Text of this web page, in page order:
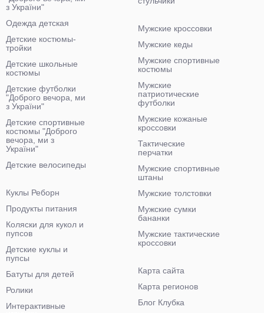
з України"
Одежда детская
Детские костюмы-
тройки
Детские школьные
костюмы
Детские футболки
"Доброго вечора, ми
з України"
Детские спортивные
костюмы "Доброго
вечора, ми з
України"
Детские велосипеды
Мужские кроссовки
Мужские кеды
Мужские спортивные
костюмы
Мужские
патриотические
футболки
Мужские кожаные
кроссовки
Тактические
перчатки
Мужские спортивные
штаны
Мужские толстовки
Мужские сумки
бананки
Мужские тактические
кроссовки
Куклы Реборн
Продукты питания
Коляски для кукол и
пупсов
Детские куклы и
пупсы
Батуты для детей
Ролики
Интерактивные
Карта сайта
Карта регионов
Блог Клубка